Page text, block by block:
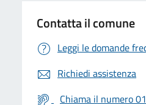
Contatta il comune
Leggi le domande
Richiedi assistenza
Chiama il numero